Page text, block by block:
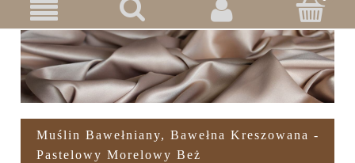
Muślin Bawełniany, Bawełna Kreszowana -
Pastelowy Morelowy Beż